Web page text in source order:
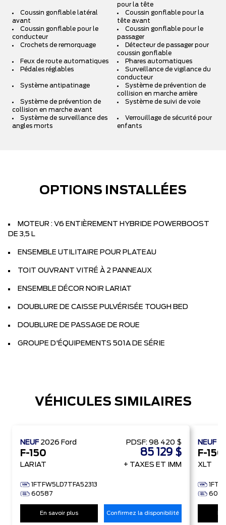
pour la tête
Coussin gonflable latéral
avant
Coussin gonflable pour la
tête avant
Coussin gonflable pour le
conducteur
Coussin gonflable pour le
passager
Crochets de remorquage
Détecteur de passager pour
coussin gonflable
Feux de route automatiques
Phares automatiques
Pédales réglables
Surveillance de vigilance du
conducteur
Système antipatinage
Système de prévention de
collision en marche arrière
Système de prévention de
collision en marche avant
Système de suivi de voie
Système de surveillance des
angles morts
Verrouillage de sécurité pour
enfants
OPTIONS INSTALLÉES
MOTEUR : V6 ENTIÈREMENT HYBRIDE POWERBOOST
DE 3,5 L
ENSEMBLE UTILITAIRE POUR PLATEAU
TOIT OUVRANT VITRÉ À 2 PANNEAUX
ENSEMBLE DÉCOR NOIR LARIAT
DOUBLURE DE CAISSE PULVÉRISÉE TOUGH BED
DOUBLURE DE PASSAGE DE ROUE
GROUPE D'ÉQUIPEMENTS 501A DE SÉRIE
VÉHICULES SIMILAIRES
NEUF 2026 Ford
F-150
LARIAT
1FTFW5LD7TFA52313
60587
PDSF: 98 420 $
85 129 $
+ TAXES ET IMM
En savoir plus Confirmez la disponibilité
NEUF
F-150
XLT